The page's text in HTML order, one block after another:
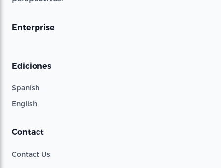
Enterprise
Ediciones
Spanish
English
Contact
Contact Us